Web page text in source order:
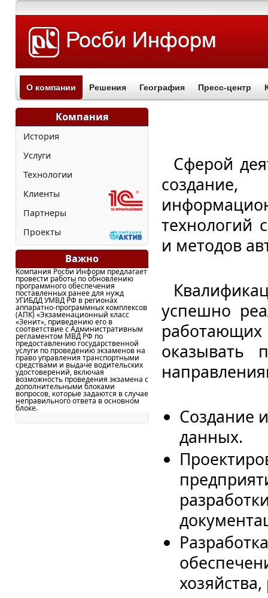
О компании Решения География Пресс-центр
Компания
История
Услуги
Технологии
Клиенты
Партнеры
Проекты
Важно
Компания Росби Информ предлагает
провести работы по обновлению
программного обеспечения
поставленных ранее для нужд
УГИБДД УМВД РФ в регионах
аппаратно-программных комплексов
(АПК) «Экзаменационный класс
«Зенит», приведению его в
соответствие с Административным
регламентом МВД РФ по
предоставлению государственной
услуги по проведению экзаменов на
право управления транспортными
средствами и выдаче водительских
удостоверений, включая
возможность проведения экзамена с
дополнительными блоками
вопросов, которые задаются в случае
неправильного ответа в основном
блоке.
Сферой
технологий
и методов
успешно
работающих
оказывать
Создание
данных.